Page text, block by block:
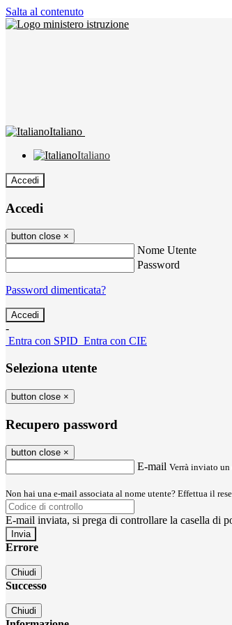
Salta al contenuto
Italiano
Italiano
Accedi
Accedi
button close ×
Nome Utente
Password
Password dimenticata?
-
Entra con SPID Entra con CIE
Seleziona utente
button close ×
Recupero password
button close ×
E-mail Verrà inviato
Non hai una e-mail associata al nome utente? Effettua il
E-mail inviata, si prega di controllare la casella di
Errore
Chiudi
Successo
Chiudi